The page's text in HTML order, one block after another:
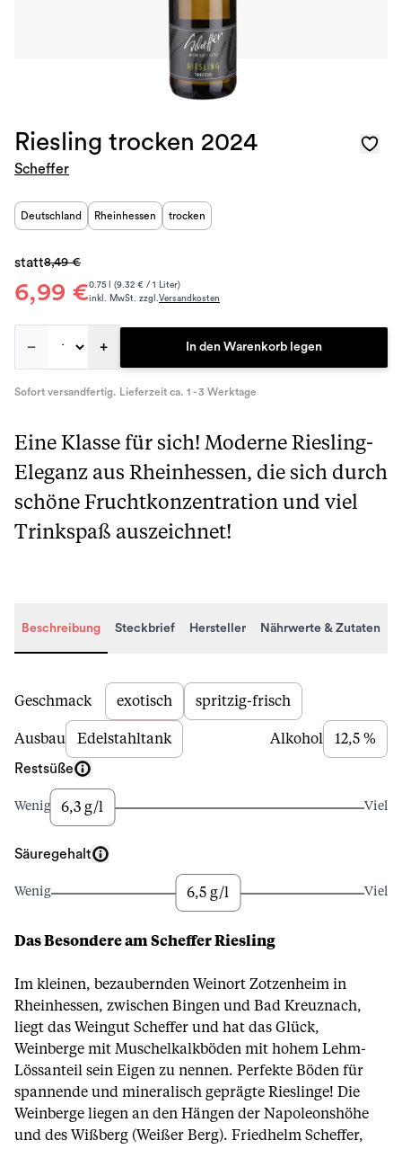
Riesling trocken 2024
Scheffer
Deutschland Rheinhessen trocken
6,99 €
statt8,49 €
0.75 l (9.32 € / 1 Liter)
inkl. MwSt. zzgl.Versandkosten
– + In den Warenkorb legen
Sofort versandfertig. Lieferzeit ca. 1 - 3 Werktage
Eine Klasse für sich! Moderne Riesling-
Eleganz aus Rheinhessen, die sich durch
schöne Fruchtkonzentration und viel
Trinkspaß auszeichnet!
Beschreibung Steckbrief Hersteller Nährwerte & Zutaten
Beschreibung
Geschmack exotisch spritzig-frisch
Ausbau Edelstahltank Alkohol 12,5 %
Restsüße
Wenig 6,3 g/l Viel
Säuregehalt
Wenig 6,5 g/l Viel
Das Besondere am Scheffer Riesling
Im kleinen, bezaubernden Weinort Zotzenheim in
Rheinhessen, zwischen Bingen und Bad Kreuznach,
liegt das Weingut Scheffer und hat das Glück,
Weinberge mit Muschelkalkböden mit hohem Lehm-
Lössanteil sein Eigen zu nennen. Perfekte Böden für
spannende und mineralisch geprägte Rieslinge! Die
Weinberge liegen an den Hängen der Napoleonshöhe
und des Wißberg (Weißer Berg). Friedhelm Scheffer,